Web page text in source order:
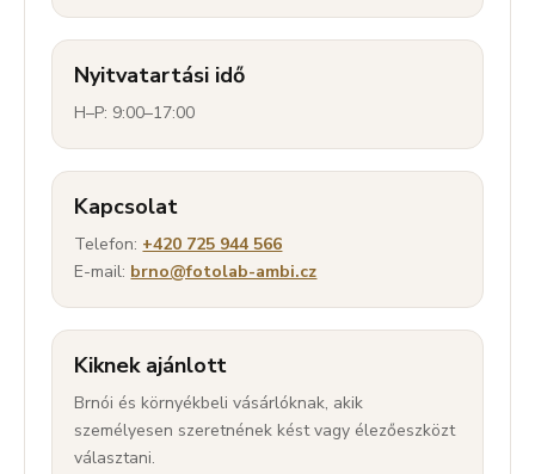
Nyitvatartási idő
H–P: 9:00–17:00
Kapcsolat
Telefon: +420 725 944 566
E-mail: brno@fotolab-ambi.cz
Kiknek ajánlott
Brnói és környékbeli vásárlóknak, akik
személyesen szeretnének kést vagy élezőeszközt
választani.